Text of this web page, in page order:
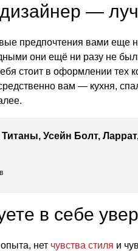
—
предпочтения вами еще
они ещё ни разу не
стоит в оформлении тех
вам — кухня,
Усейн Болт,
в себе
нет чувства стиля и